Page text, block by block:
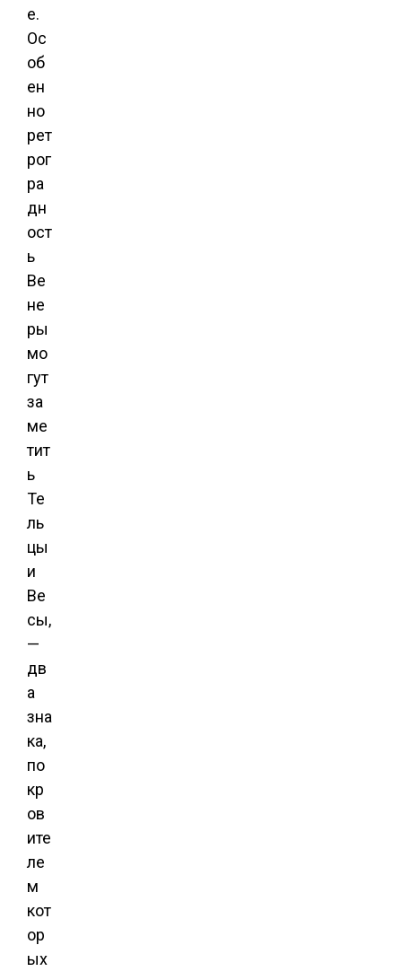
е.
Ос
об
ен
но
рет
рог
ра
дн
ост
ь
Ве
не
ры
мо
гут
за
ме
тит
ь
Те
ль
цы
и
Ве
сы,
—
дв
а
зна
ка,
по
кр
ов
ите
ле
м
кот
ор
ых